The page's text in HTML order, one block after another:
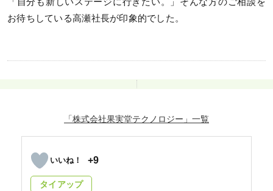
「自分も新しいステージに行きたい。」そんな方のご相談を
お待ちしている高瀬社長が印象的でした。
「株式会社果実堂テクノロジー」
+9
タイアップ